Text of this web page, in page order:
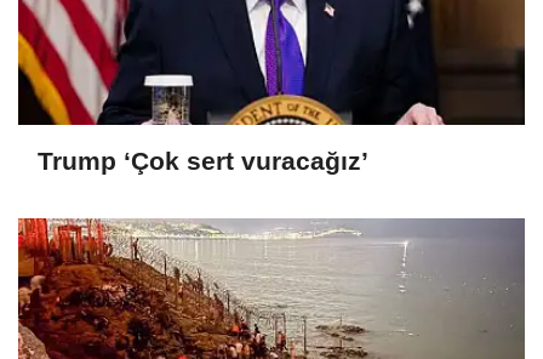
Trump ‘Çok sert vuracağız’